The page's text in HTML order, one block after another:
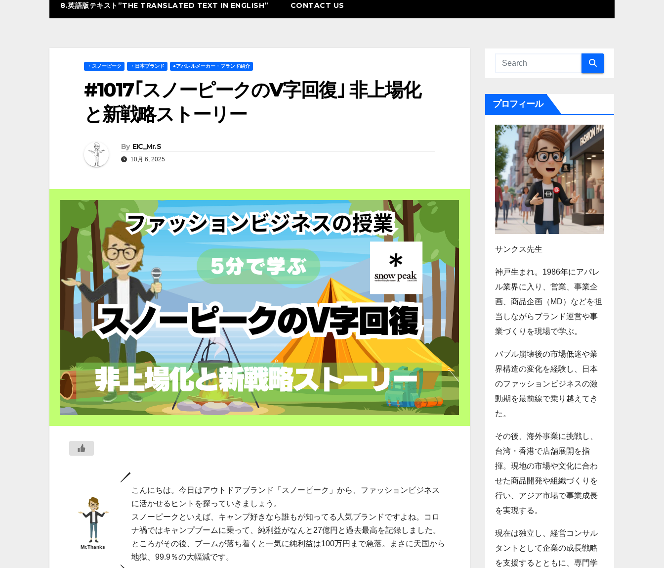
8.英語版テキスト”THE TRANSLATED TEXT IN ENGLISH” CONTACT US
・スノーピーク ・日本ブランド ●アパレルメーカー・ブランド紹介
#1017｢スノーピークのV字回復｣ 非上場化
と新戦略ストーリー
By EIC_Mr.S
10月 6, 2025
Mr.Thanks
こんにちは。今日はアウトドアブランド「スノーピーク」から、ファッションビジネス
に活かせるヒントを探っていきましょう。
スノーピークといえば、キャンプ好きなら誰もが知ってる人気ブランドですよね。コロ
ナ禍ではキャンプブームに乗って、純利益がなんと27億円と過去最高を記録しました。
ところがその後、ブームが落ち着くと一気に純利益は100万円まで急落。まさに天国から
地獄、99.9％の大幅減です。
プロフィール
サンクス先生
神戸生まれ。1986年にアパレ
ル業界に入り、営業、事業企
画、商品企画（MD）などを担
当しながらブランド運営や事
業づくりを現場で学ぶ。
バブル崩壊後の市場低迷や業
界構造の変化を経験し、日本
のファッションビジネスの激
動期を最前線で乗り越えてき
た。
その後、海外事業に挑戦し、
台湾・香港で店舗展開を指
揮。現地の市場や文化に合わ
せた商品開発や組織づくりを
行い、アジア市場で事業成長
を実現する。
現在は独立し、経営コンサル
タントとして企業の成長戦略
を支援するとともに、専門学